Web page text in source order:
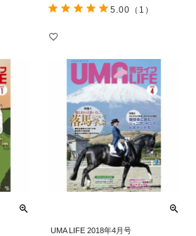
5.00 （1）
UMA LIFE 2018年4月号